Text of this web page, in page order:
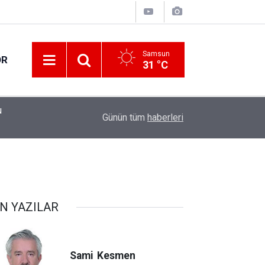
Samsun
31 °C
Teklif reddedildi
Günün tüm haberleri
YAZILAR
Sami Kesmen